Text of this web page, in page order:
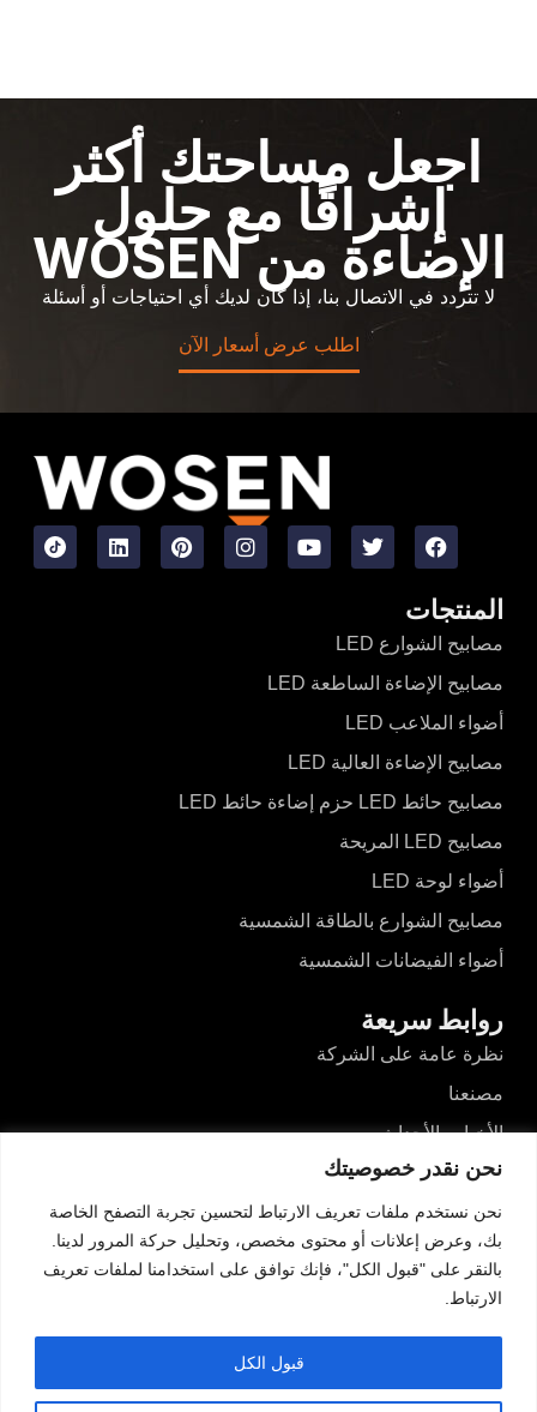
نحن نقدر خصوصيتك
نحن نستخدم ملفات تعريف الارتباط لتحسين تجربة التصفح الخاصة
بك، وعرض إعلانات أو محتوى مخصص، وتحليل حركة المرور لدينا.
بالنقر على "قبول الكل"، فإنك توافق على استخدامنا لملفات تعريف
الارتباط.
قبول الكل
اجعل مساحتك أكثر
إشراقًا مع حلول
الإضاءة من WOSEN
لا تتردد في الاتصال بنا، إذا كان لديك أي احتياجات أو أسئلة
اطلب عرض أسعار الآن
المنتجات
مصابيح الشوارع LED
مصابيح الإضاءة الساطعة LED
أضواء الملاعب LED
مصابيح الإضاءة العالية LED
مصابيح حائط LED حزم إضاءة حائط LED
مصابيح LED المريحة
أضواء لوحة LED
مصابيح الشوارع بالطاقة الشمسية
أضواء الفيضانات الشمسية
روابط سريعة
نظرة عامة على الشركة
مصنعنا
الأخبار والأحداث
مقاطع الفيديو
المدونات
اتصل بنا
اتصل بنا
رقم 526، طريق دونغآن الشمالي، هايزهو، غوزين،
تشونغشان، قوانغدونغ، الصين